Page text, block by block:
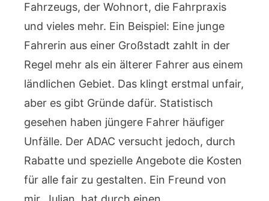
Fahrzeugs, der Wohnort, die Fahrpraxis
und vieles mehr. Ein Beispiel: Eine junge
Fahrerin aus einer Großstadt zahlt in der
Regel mehr als ein älterer Fahrer aus einem
ländlichen Gebiet. Das klingt erstmal unfair,
aber es gibt Gründe dafür. Statistisch
gesehen haben jüngere Fahrer häufiger
Unfälle. Der ADAC versucht jedoch, durch
Rabatte und spezielle Angebote die Kosten
für alle fair zu gestalten. Ein Freund von